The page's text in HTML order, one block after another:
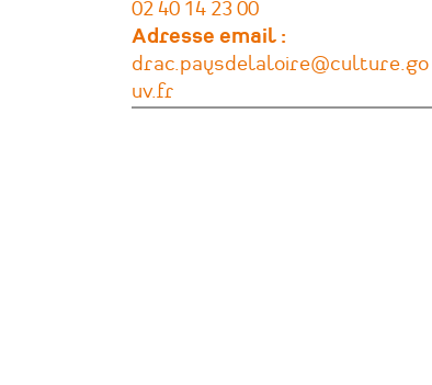
02 40 14 23 00
Adresse email
drac.paysdelaloire@culture.go
uv.fr